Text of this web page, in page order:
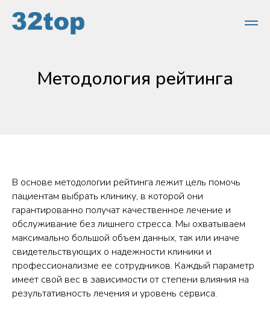
Методология рейтинга
В основе методологии рейтинга лежит цель помочь
пациентам выбрать клинику, в которой они
гарантированно получат качественное лечение и
обслуживание без лишнего стресса. Мы охватываем
максимально большой объем данных, так или иначе
свидетельствующих о надежности клиники и
профессионализме ее сотрудников. Каждый параметр
имеет свой вес в зависимости от степени влияния на
результативность лечения и уровень сервиса.